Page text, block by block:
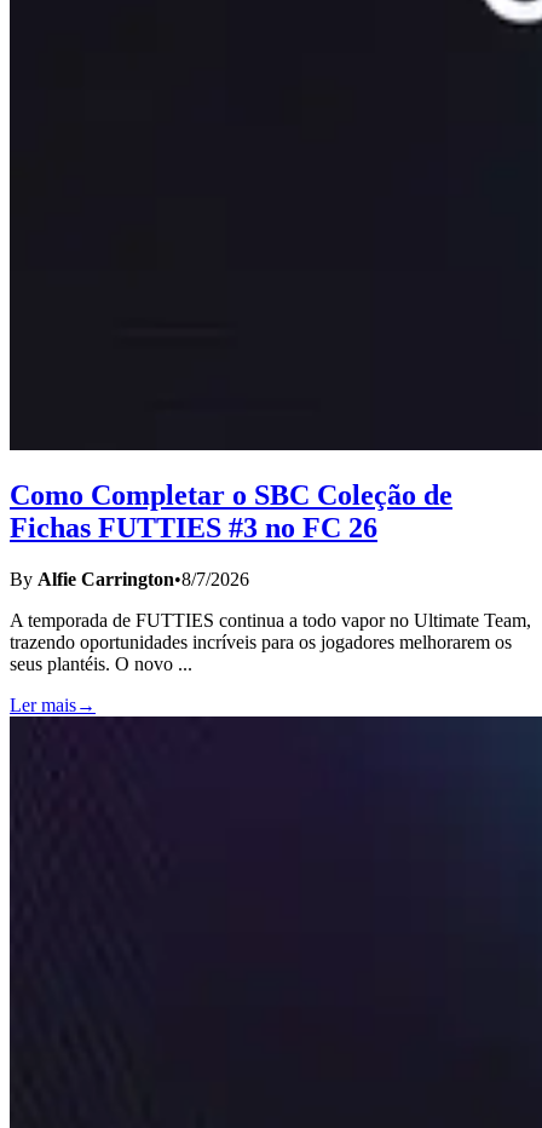
Como Completar o SBC Coleção de
Fichas FUTTIES #3 no FC 26
By Alfie Carrington•8/7/2026
A temporada de FUTTIES continua a todo vapor no Ultimate Team,
trazendo oportunidades incríveis para os jogadores melhorarem os
seus plantéis. O novo ...
Ler mais→